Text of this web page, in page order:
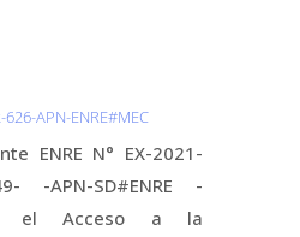
626-APN-ENRE#MEC
ENRE N° EX-2021-
-APN-SD#ENRE -
el Acceso a la